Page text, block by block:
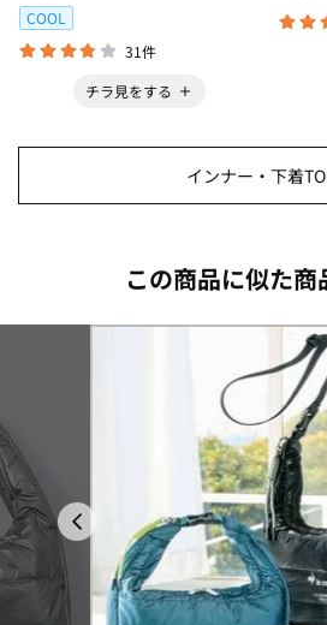
COOL
31件
チラ見をする
インナー・下着
この商品に似た商